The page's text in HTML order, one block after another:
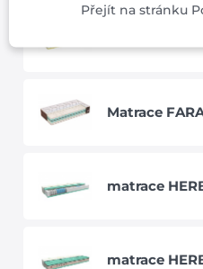
Matrace
matrace
matrace
Přejít na stránku